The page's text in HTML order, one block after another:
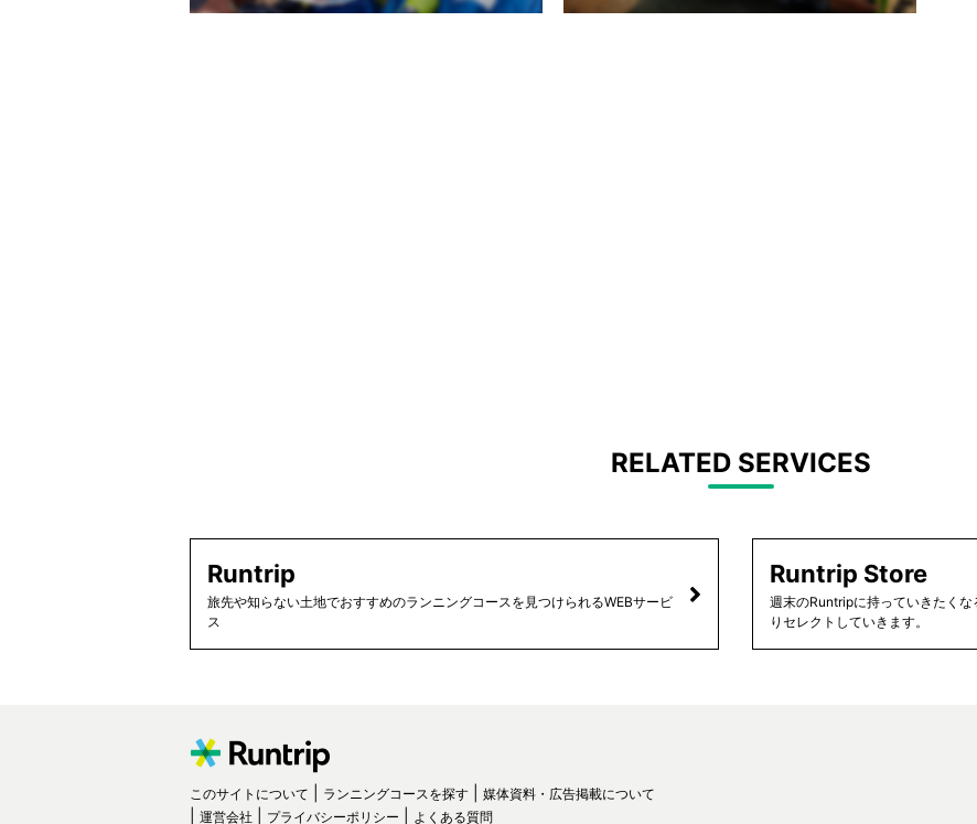
RELATED SERVICES
Runtrip
旅先や知らない土地でおすすめのランニングコースを見つけられるWEBサービ
ス
Runtrip Store
週末のRuntripに持っていきたく
りセレクトしていきます。
このサイトについて ランニングコースを探す
媒体資料・広告掲載について
運営会社
プライバシーポリシー よくある質問